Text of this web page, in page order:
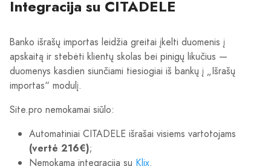
Integracija su CITADELE
Banko išrašų importas leidžia greitai įkelti duomenis į
apskaitą ir stebėti klientų skolas bei pinigų likučius —
duomenys kasdien siunčiami tiesiogiai iš bankų į „Išrašų
importas“ modulį.
Site.pro nemokamai siūlo:
Automatiniai CITADELE išrašai visiems vartotojams
(vertė 216€);
Nemokama integracija su Klix.